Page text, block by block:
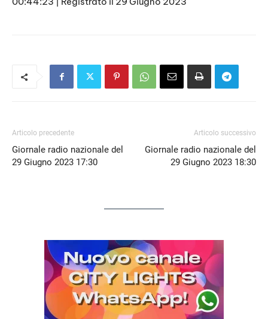
SHARE
Articolo precedente
Giornale radio nazionale del
29 Giugno 2023 17:30
Articolo successivo
Giornale radio nazionale del
29 Giugno 2023 18:30